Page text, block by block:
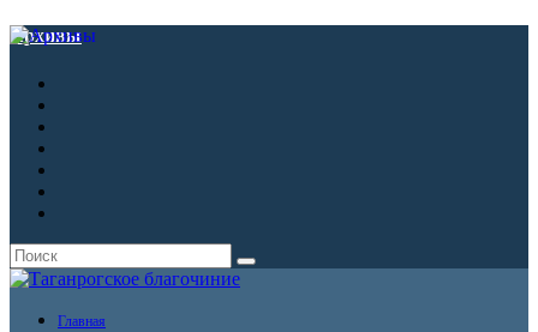
Архивы
Главная